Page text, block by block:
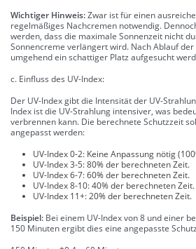
Wichtiger Hinweis:Zwar ist für einen
regelmäßiges Nachcremen notwendig.
werden, dass die maximale Sonnenzeit nicht
Sonnencreme verlängert wird. Nach Ablauf
umgehend ein schattiger Platz aufgesucht
c. Einfluss des UV-Index:
Der UV-Index gibt die Intensität der UV-
Index ist die UV-Strahlung intensiver, was
verbrennen kann. Die berechnete Schutzzeit
angepasst werden:
UV-Index 0-2: Keine Anpassung nötig
UV-Index 3-5: 80% der berechneten Zeit.
UV-Index 6-7: 60% der berechneten Zeit.
UV-Index 8-10: 40% der berechneten Zeit.
UV-Index 11+: 20% der berechneten Zeit.
Beispiel: Bei einem UV-Index von 8 und einer
150 Minuten ergibt dies eine angepasste